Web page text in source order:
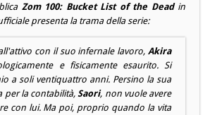
Zom 100: Bucket List of the Deadin
presenta la trama della serie:
con il suo infernale lavoro, Akira
e fisicamente esaurito. Si
a soli ventiquattro anni. Persino la sua
per la contabilità, Saori, non vuole avere
con lui. Ma poi, proprio quando la vita